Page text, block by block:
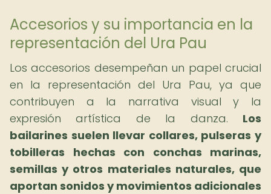
Accesorios y su importancia en la
representación del Ura Pau
Los accesorios desempeñan un papel crucial
en la representación del Ura Pau, ya que
contribuyen a la narrativa visual y la
expresión artística de la danza. Los
bailarines suelen llevar collares, pulseras y
tobilleras hechas con conchas marinas,
semillas y otros materiales naturales, que
aportan sonidos y movimientos adicionales